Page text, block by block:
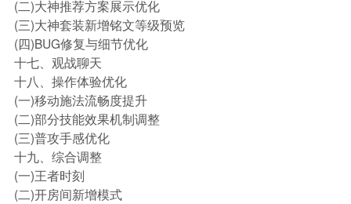
(二)大神推荐方案展示优化
(三)大神套装新增铭文等级预览
(四)BUG修复与细节优化
十七、观战聊天
十八、操作体验优化
(一)移动施法流畅度提升
(二)部分技能效果机制调整
(三)普攻手感优化
十九、综合调整
(一)王者时刻
(二)开房间新增模式